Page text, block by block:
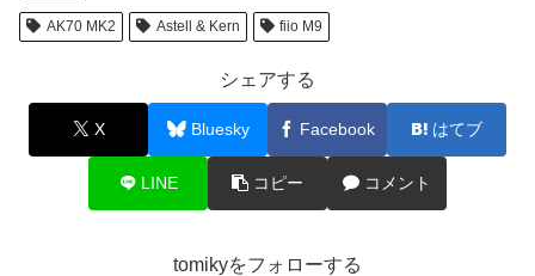
AK70 MK2 Astell & Kern fiio M9
シェアする
X Bluesky Facebook はてブ
LINE コピー コメント
tomikyをフォローする